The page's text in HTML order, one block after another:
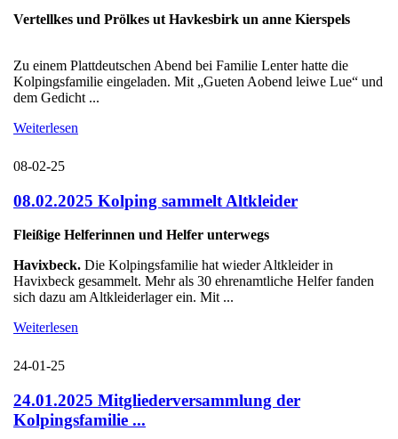
Vertellkes und Prölkes ut Havkesbirk un anne Kierspels
Zu einem Plattdeutschen Abend bei Familie Lenter hatte die
Kolpingsfamilie eingeladen. Mit „Gueten Aobend leiwe Lue“ und
dem Gedicht ...
Weiterlesen
08-02-25
08.02.2025 Kolping sammelt Altkleider
Fleißige Helferinnen und Helfer unterwegs
Havixbeck. Die Kolpingsfamilie hat wieder Altkleider in
Havixbeck gesammelt. Mehr als 30 ehrenamtliche Helfer fanden
sich dazu am Altkleiderlager ein. Mit ...
Weiterlesen
24-01-25
24.01.2025 Mitgliederversammlung der
Kolpingsfamilie ...